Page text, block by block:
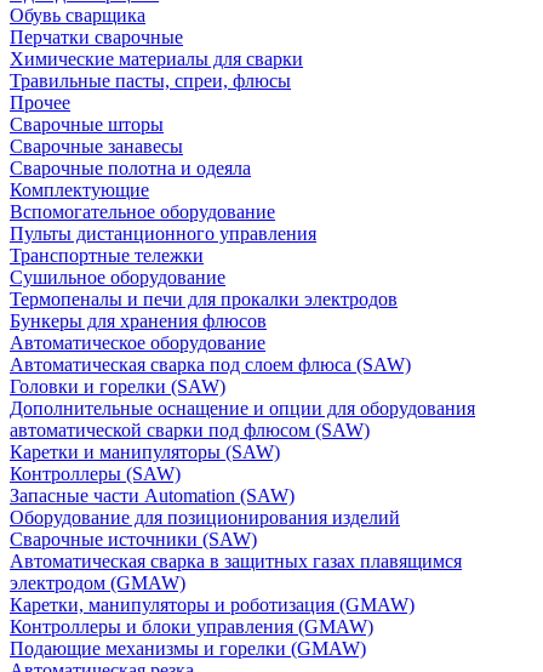
Обувь сварщика
Перчатки сварочные
Химические материалы для сварки
Травильные пасты, спреи, флюсы
Прочее
Сварочные шторы
Сварочные занавесы
Сварочные полотна и одеяла
Комплектующие
Вспомогательное оборудование
Пульты дистанционного управления
Транспортные тележки
Сушильное оборудование
Термопеналы и печи для прокалки электродов
Бункеры для хранения флюсов
Автоматическое оборудование
Автоматическая сварка под слоем флюса (SAW)
Головки и горелки (SAW)
Дополнительные оснащение и опции для оборудования
автоматической сварки под флюсом (SAW)
Каретки и манипуляторы (SAW)
Контроллеры (SAW)
Запасные части Automation (SAW)
Оборудование для позиционирования изделий
Сварочные источники (SAW)
Автоматическая сварка в защитных газах плавящимся
электродом (GMAW)
Каретки, манипуляторы и роботизация (GMAW)
Контроллеры и блоки управления (GMAW)
Подающие механизмы и горелки (GMAW)